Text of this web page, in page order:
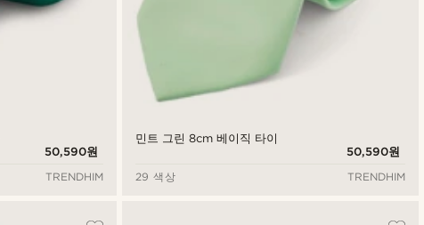
50,590원
TRENDHIM
민트 그린 8cm 베이직 타이
50,590원
29 색상
TRENDHIM